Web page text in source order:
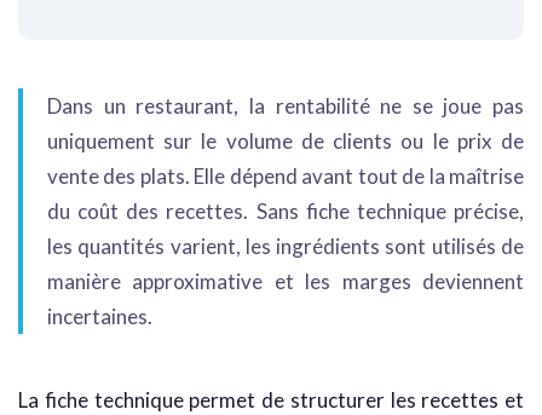
Dans un restaurant, la rentabilité ne se joue pas
uniquement sur le volume de clients ou le prix de
vente des plats. Elle dépend avant tout de la maîtrise
du coût des recettes. Sans fiche technique précise,
les quantités varient, les ingrédients sont utilisés de
manière approximative et les marges deviennent
incertaines.
La fiche technique permet de structurer les recettes et